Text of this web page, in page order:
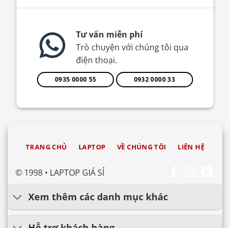
Tư vấn miễn phí
Trò chuyện với chúng tôi qua
điện thoại.
0935 0000 55 0932 0000 33
© 1998 • LAPTOP GIÁ SỈ
TRANG CHỦ LAPTOP VỀ CHÚNG TÔI LIÊN HỆ
Xem thêm các danh mục khác